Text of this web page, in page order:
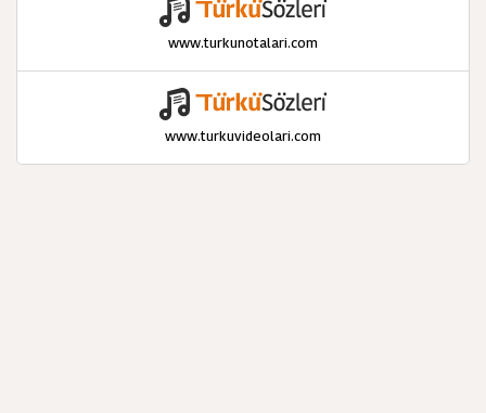
www.turkunotalari.com
www.turkuvideolari.com